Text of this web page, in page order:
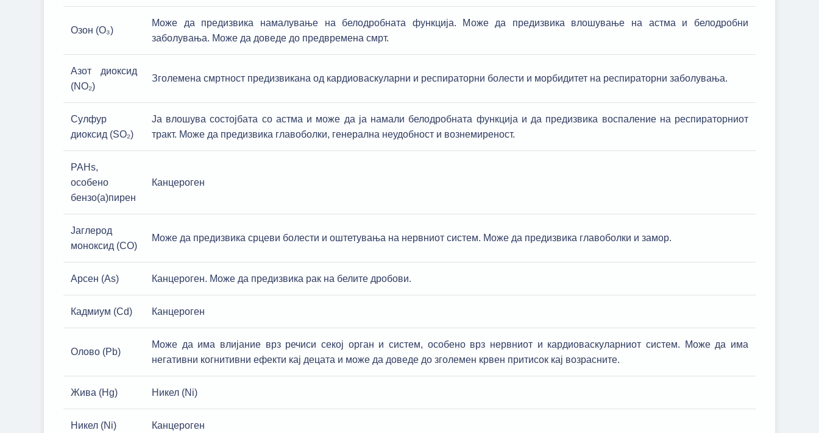
Озон (O₃)
Може да предизвика намалување на белодробната функција. Може да предизвика влошување на астма и белодробни
заболувања. Може да доведе до предвремена смрт.
Азот диоксид
(NO₂)
Зголемена смртност предизвикана од кардиоваскуларни и респираторни болести и морбидитет на респираторни заболувања.
Сулфур
диоксид (SO₂)
Ја влошува состојбата со астма и може да ја намали белодробната функција и да предизвика воспаление на респираторниот
тракт. Може да предизвика главоболки, генерална неудобност и вознемиреност.
PAHs,
особено
бензо(a)пирен
Канцероген
Јаглерод
моноксид (CO)
Може да предизвика срцеви болести и оштетувања на нервниот систем. Може да предизвика главоболки и замор.
Арсен (As) Канцероген. Може да предизвика рак на белите дробови.
Кадмиум (Cd) Канцероген
Олово (Pb)
Може да има влијание врз речиси секој орган и систем, особено врз нервниот и кардиоваскуларниот систем. Може да има
негативни когнитивни ефекти кај децата и може да доведе до зголемен крвен притисок кај возрасните.
Жива (Hg) Никел (Ni)
Никел (Ni) Канцероген